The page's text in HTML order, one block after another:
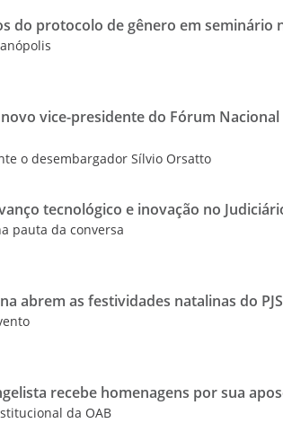
do protocolo de gênero em seminário
vice-presidente do Fórum Nacional
o desembargador Sílvio Orsatto
tecnológico e inovação no
pauta da conversa
abrem as festividades natalinas do
recebe homenagens por sua
da OAB